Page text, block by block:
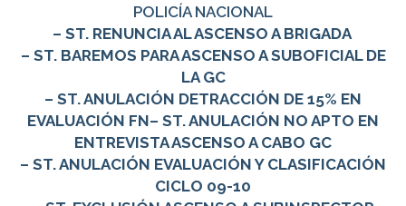
POLICÍA NACIONAL
– ST. RENUNCIA AL ASCENSO A BRIGADA
– ST. BAREMOS PARA ASCENSO A SUBOFICIAL DE
LA GC
– ST. ANULACIÓN DETRACCIÓN DE 15% EN
EVALUACIÓN FN– ST. ANULACIÓN NO APTO EN
ENTREVISTA ASCENSO A CABO GC
– ST. ANULACIÓN EVALUACIÓN Y CLASIFICACIÓN
CICLO 09-10